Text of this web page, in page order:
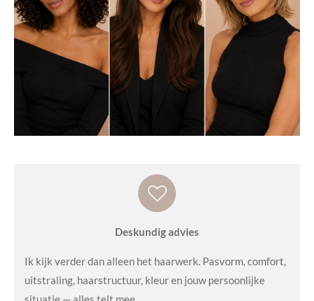
Deskundig advies
Ik kijk verder dan alleen het haarwerk. Pasvorm, comfort,
uitstraling, haarstructuur, kleur en jouw persoonlijke